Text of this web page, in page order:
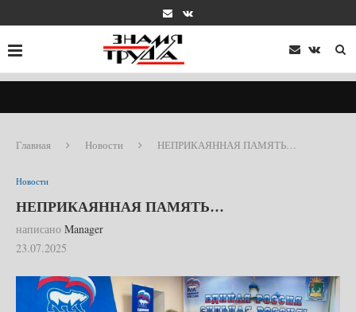
Главная Новости НЕПРИКАЯННАЯ ПАМЯТЬ…
Новости
НЕПРИКАЯННАЯ ПАМЯТЬ…
написано Manager
23.07.2025